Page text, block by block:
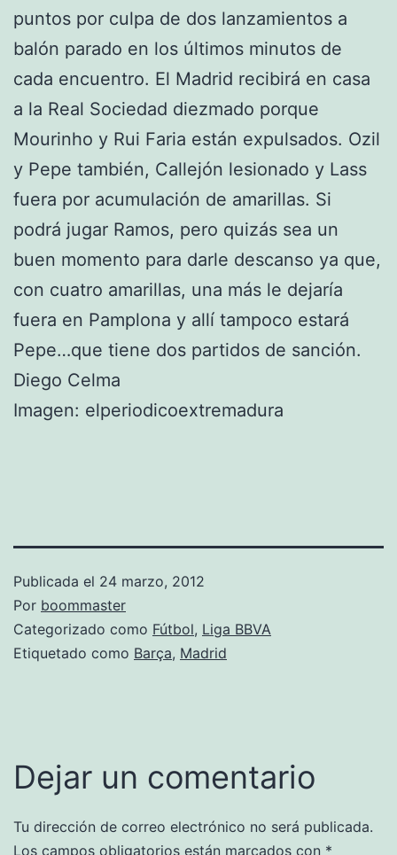
puntos por culpa de dos lanzamientos a
balón parado en los últimos minutos de
cada encuentro. El Madrid recibirá en casa
a la Real Sociedad diezmado porque
Mourinho y Rui Faria están expulsados. Ozil
y Pepe también, Callejón lesionado y Lass
fuera por acumulación de amarillas. Si
podrá jugar Ramos, pero quizás sea un
buen momento para darle descanso ya que,
con cuatro amarillas, una más le dejaría
fuera en Pamplona y allí tampoco estará
Pepe…que tiene dos partidos de sanción.
Diego Celma
Imagen: elperiodicoextremadura
Publicada el 24 marzo, 2012
Por boommaster
Categorizado como Fútbol, Liga BBVA
Etiquetado como Barça, Madrid
Dejar un comentario
Tu dirección de correo electrónico no será publicada.
Los campos obligatorios están marcados con *